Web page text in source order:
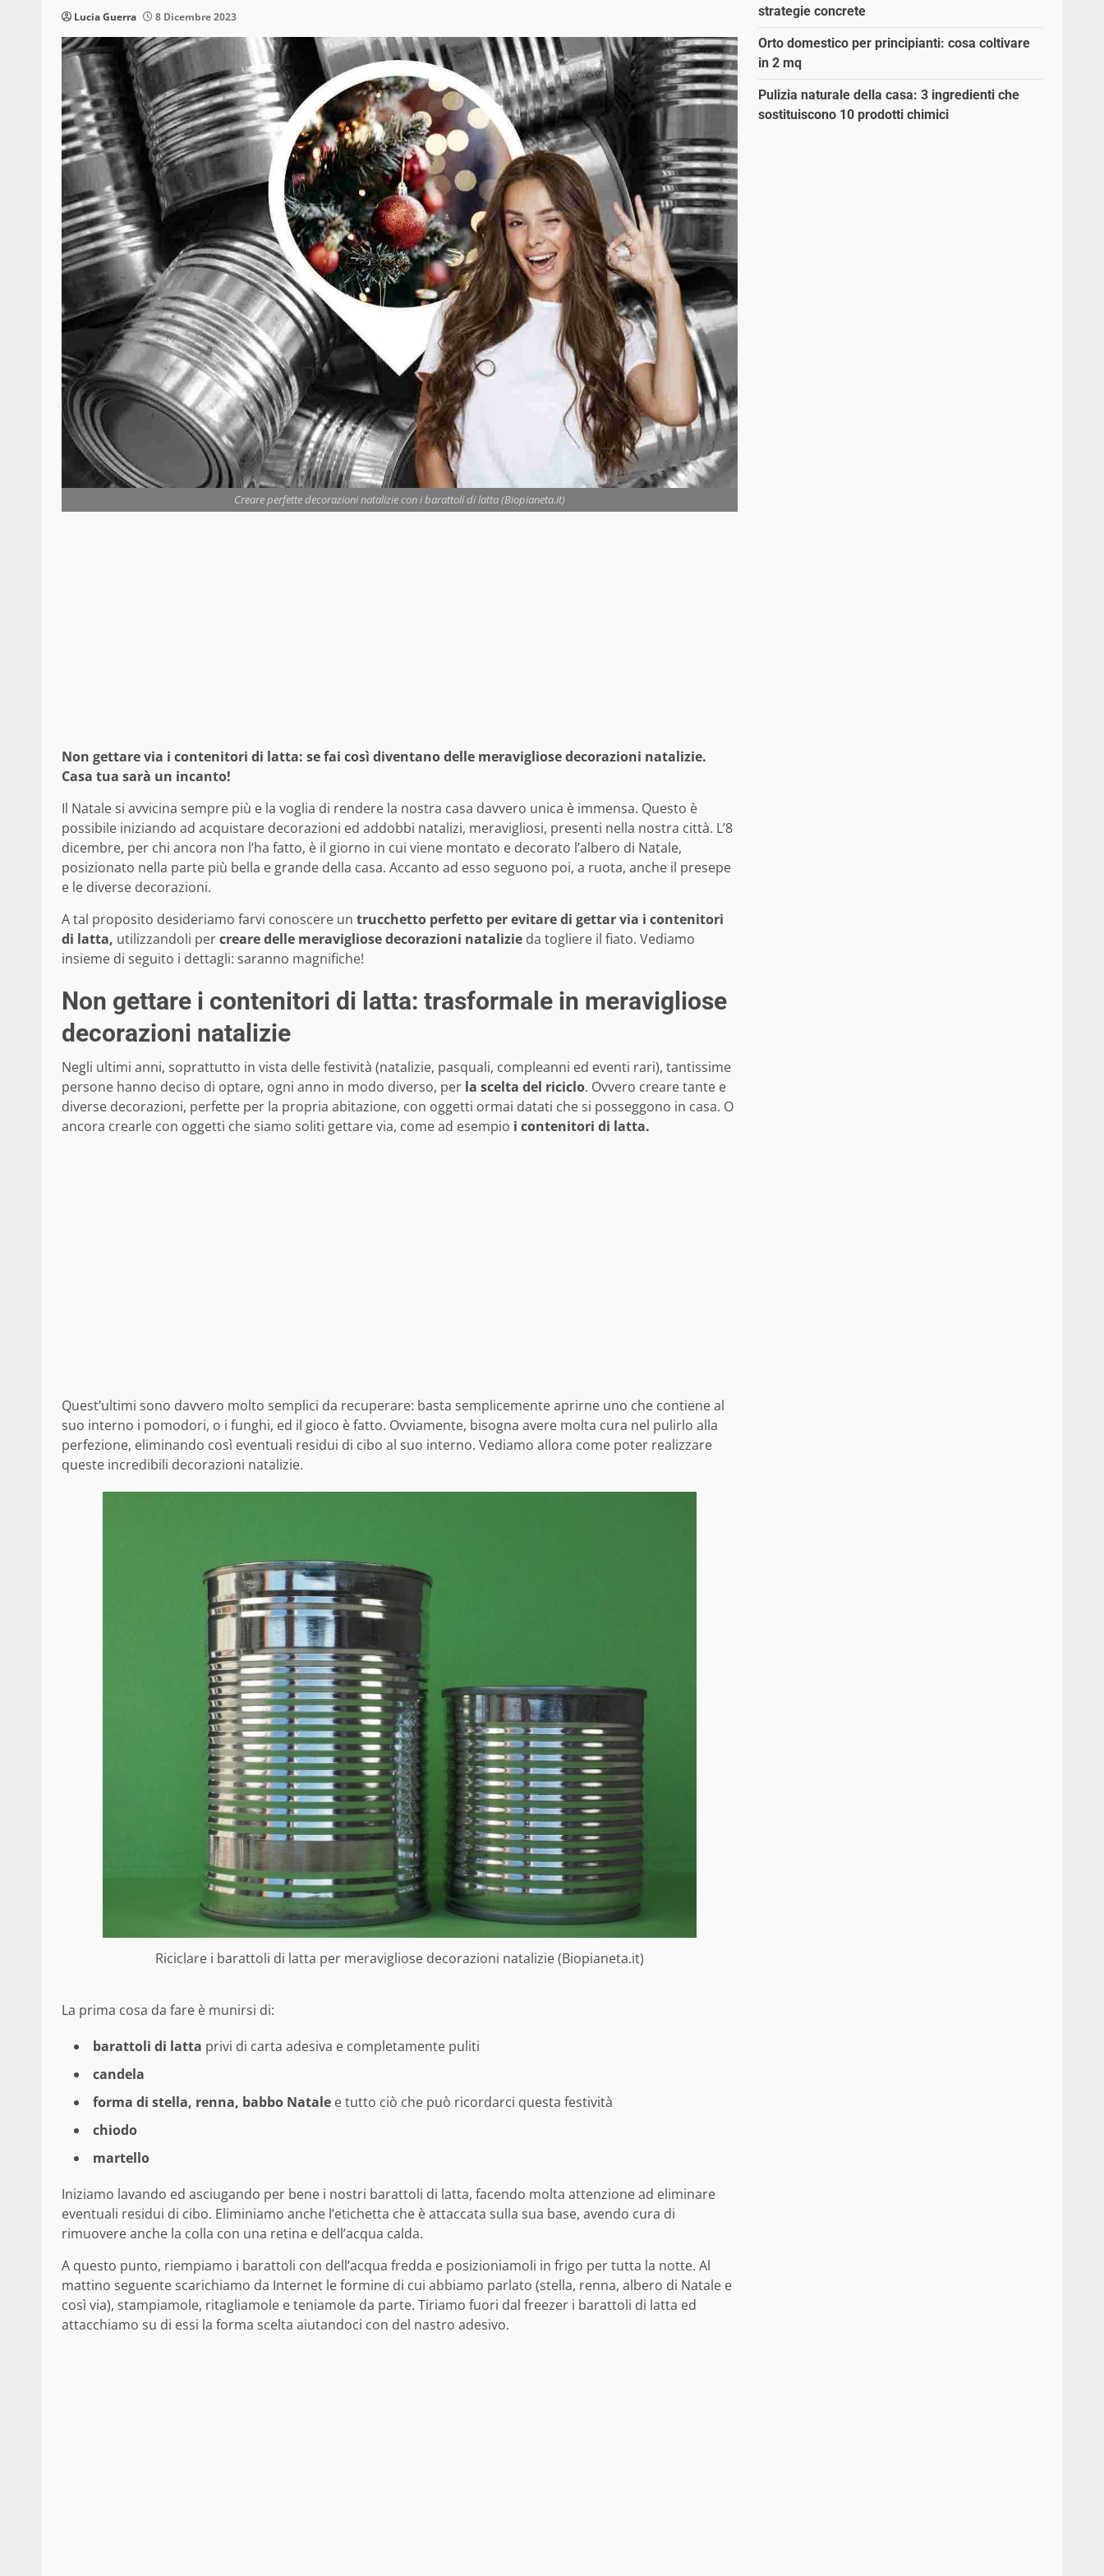
Lucia Guerra 8 Dicembre 2023
Creare perfette decorazioni natalizie con i barattoli di latta (Biopianeta.it)
Non gettare via i contenitori di latta: se fai così diventano delle meravigliose decorazioni natalizie.
Casa tua sarà un incanto!
Il Natale si avvicina sempre più e la voglia di rendere la nostra casa davvero unica è immensa. Questo è
possibile iniziando ad acquistare decorazioni ed addobbi natalizi, meravigliosi, presenti nella nostra città. L’8
dicembre, per chi ancora non l’ha fatto, è il giorno in cui viene montato e decorato l’albero di Natale,
posizionato nella parte più bella e grande della casa. Accanto ad esso seguono poi, a ruota, anche il presepe
e le diverse decorazioni.
A tal proposito desideriamo farvi conoscere un trucchetto perfetto per evitare di gettar via i contenitori
di latta, utilizzandoli percreare delle meravigliose decorazioni natalizie da togliere il fiato. Vediamo
insieme di seguito i dettagli: saranno magnifiche!
Non gettare i contenitori di latta: trasformale in meravigliose
decorazioni natalizie
Negli ultimi anni, soprattutto in vista delle festività (natalizie, pasquali, compleanni ed eventi rari), tantissime
persone hanno deciso di optare, ogni anno in modo diverso, per la scelta del riciclo. Ovvero creare tante e
diverse decorazioni, perfette per la propria abitazione, con oggetti ormai datati che si posseggono in casa. O
ancora crearle con oggetti che siamo soliti gettare via, come ad esempio i contenitori di latta.
Quest’ultimi sono davvero molto semplici da recuperare: basta semplicemente aprirne uno che contiene al
suo interno i pomodori, o i funghi, ed il gioco è fatto. Ovviamente, bisogna avere molta cura nel pulirlo alla
perfezione, eliminando così eventuali residui di cibo al suo interno. Vediamo allora come poter realizzare
queste incredibili decorazioni natalizie.
Riciclare i barattoli di latta per meravigliose decorazioni natalizie (Biopianeta.it)
La prima cosa da fare è munirsi di:
barattoli di latta privi di carta adesiva e completamente puliti
candela
forma di stella, renna, babbo Natale e tutto ciò che può ricordarci questa festività
chiodo
martello
Iniziamo lavando ed asciugando per bene i nostri barattoli di latta, facendo molta attenzione ad eliminare
eventuali residui di cibo. Eliminiamo anche l’etichetta che è attaccata sulla sua base, avendo cura di
rimuovere anche la colla con una retina e dell’acqua calda.
A questo punto, riempiamo i barattoli con dell’acqua fredda e posizioniamoli in frigo per tutta la notte. Al
mattino seguente scarichiamo da Internet le formine di cui abbiamo parlato (stella, renna, albero di Natale e
così via), stampiamole, ritagliamole e teniamole da parte. Tiriamo fuori dal freezer i barattoli di latta ed
attacchiamo su di essi la forma scelta aiutandoci con del nastro adesivo.
strategie concrete
Orto domestico per principianti: cosa coltivare
in 2 mq
Pulizia naturale della casa: 3 ingredienti che
sostituiscono 10 prodotti chimici